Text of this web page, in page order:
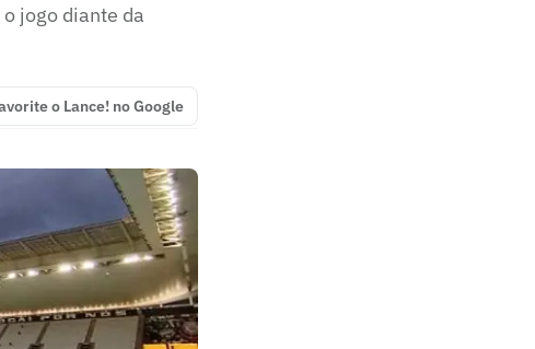
jogo diante da
o Lance! no Google